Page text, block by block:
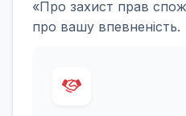
«Про захист прав
про вашу впевненість.